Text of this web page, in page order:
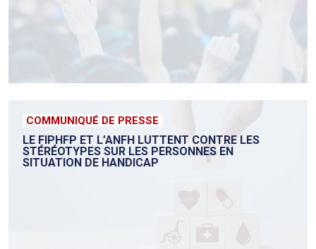
COMMUNIQUÉ DE PRESSE
LE FIPHFP ET L’ANFH LUTTENT CONTRE LES
STÉRÉOTYPES SUR LES PERSONNES EN
SITUATION DE HANDICAP